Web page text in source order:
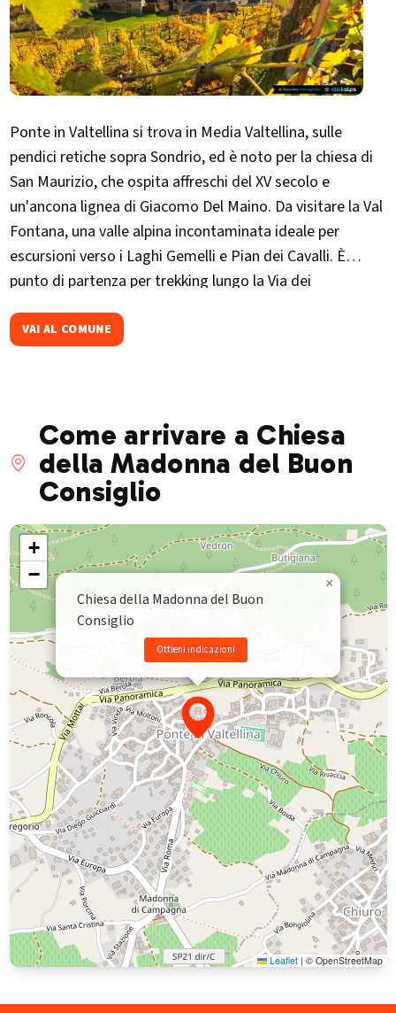
Ponte in Valtellina si trova in Media Valtellina, sulle
pendici retiche sopra Sondrio, ed è noto per la chiesa di
San Maurizio, che ospita affreschi del XV secolo e
un'ancona lignea di Giacomo Del Maino. Da visitare la Val
Fontana, una valle alpina incontaminata ideale per
escursioni verso i Laghi Gemelli e Pian dei Cavalli. È
punto di partenza per trekking lungo la Via dei
"Ponte in Fiore", rassegna culturale con mostre, concerti
VAI AL COMUNE
Come arrivare a Chiesa
della Madonna del Buon
Consiglio
Chiesa della Madonna del Buon
Consiglio
Ottieni indicazioni
×
+
−
Leaflet | © OpenStreetMap